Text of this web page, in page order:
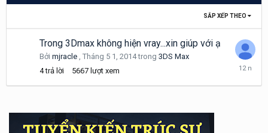
SẮP XẾP THEO
Trong 3Dmax không hiện vray...xin giúp với ạ
Bởi mjracle , Tháng 5 1, 2014trong 3DS Max
4 trả lời 5667 lượt xem
Tháng
23,